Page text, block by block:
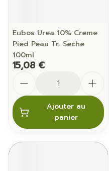
Eubos Urea 10% Creme
Pied Peau Tr. Seche
100ml
15,08 €
Ajouter au
panier